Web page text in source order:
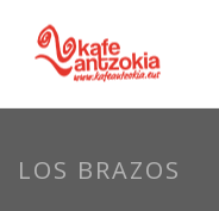
LOS BRAZOS